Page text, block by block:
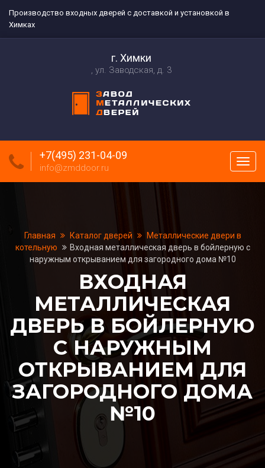
Производство входных дверей с доставкой и установкой в
Химках
г. Химки
ул. Заводская, д. 3
меню
+7(495) 231-04-09
info@zmddoor.ru
Главная Каталог дверей
Металлические двери в
котельную
Входная металлическая дверь в бойлерную с
наружным открыванием для загородного дома №10
ВХОДНАЯ
МЕТАЛЛИЧЕСКАЯ
ДВЕРЬ В БОЙЛЕРНУЮ
С НАРУЖНЫМ
ОТКРЫВАНИЕМ ДЛЯ
ЗАГОРОДНОГО ДОМА
№10